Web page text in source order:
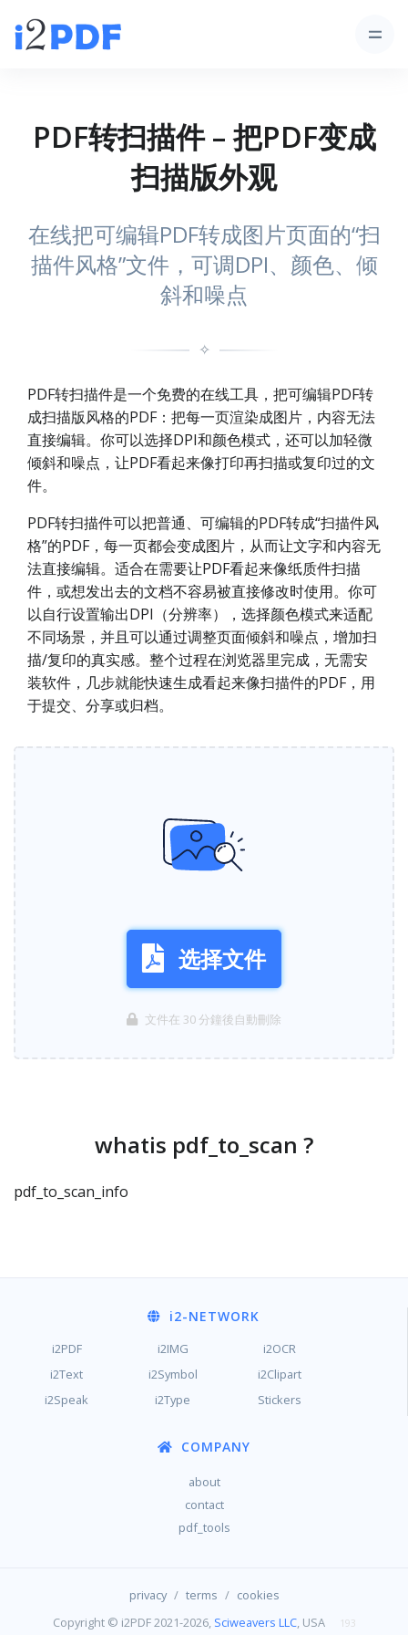
PDF转扫描件 – 把PDF变成
扫描版外观
在线把可编辑PDF转成图片页面的“扫
描件风格”文件，可调DPI、颜色、倾
斜和噪点
✧
PDF转扫描件是一个免费的在线工具，把可编辑PDF转
成扫描版风格的PDF：把每一页渲染成图片，内容无法
直接编辑。你可以选择DPI和颜色模式，还可以加轻微
倾斜和噪点，让PDF看起来像打印再扫描或复印过的文
件。
PDF转扫描件可以把普通、可编辑的PDF转成“扫描件风
格”的PDF，每一页都会变成图片，从而让文字和内容无
法直接编辑。适合在需要让PDF看起来像纸质件扫描
件，或想发出去的文档不容易被直接修改时使用。你可
以自行设置输出DPI（分辨率），选择颜色模式来适配
不同场景，并且可以通过调整页面倾斜和噪点，增加扫
描/复印的真实感。整个过程在浏览器里完成，无需安
装软件，几步就能快速生成看起来像扫描件的PDF，用
于提交、分享或归档。
选择文件
文件在 30 分鐘後自動刪除
whatis pdf_to_scan ?
pdf_to_scan_info
i2-NETWORK
i2PDF i2IMG
i2OCR
i2Text
i2Symbol
i2Clipart
i2Speak
i2Type Stickers
COMPANY
about
contact
pdf_tools
privacy / terms / cookies
Copyright © i2PDF 2021-2026, Sciweavers LLC, USA 193